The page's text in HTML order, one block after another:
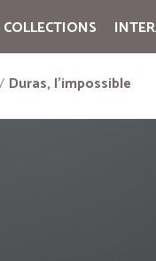
COLLECTIONS
Duras, l’impossible